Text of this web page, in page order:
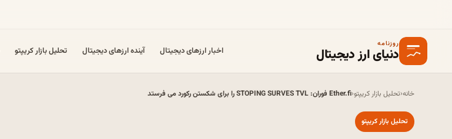
روزنامه
دنیای ارز دیجیتال اخبار ارزهای دیجیتال آینده ارزهای دیجیتال تحلیل بازار کریپتو
خانه‹تحلیل بازار کریپتو‹Ether.fi فوران: STOPING SURVES TVL را برای شکستن رکورد می فرستد
تحلیل بازار کریپتو